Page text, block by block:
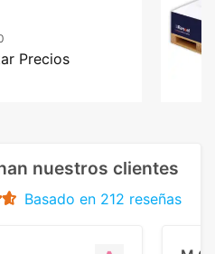
Precios
nuestros clientes
Basado en 212 reseñas